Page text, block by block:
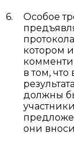
Особое
котором
в том, что
должны
они